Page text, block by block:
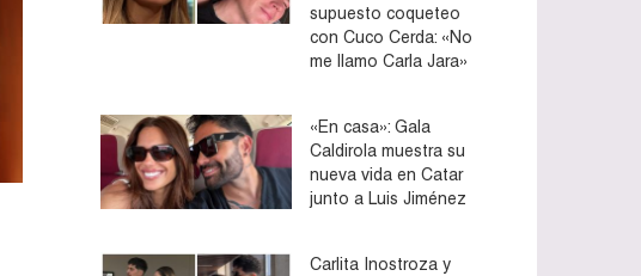
supuesto coqueteo
con Cuco Cerda: «No
me llamo Carla Jara»
«En casa»: Gala
Caldirola muestra su
nueva vida en Catar
junto a Luis Jiménez
Carlita Inostroza y